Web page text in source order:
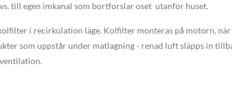
och med en medföljande fjärrkontroll. Den moderna
via soft touch och via fjärrkontroll kan du tända och
med en timer på upp till 8 min.
till egen imkanal som bortforslar oset utanför huset.
i recirkulation läge. Kolfilter monteras på motorn,
som uppstår under matlagning - renad luft släpps in